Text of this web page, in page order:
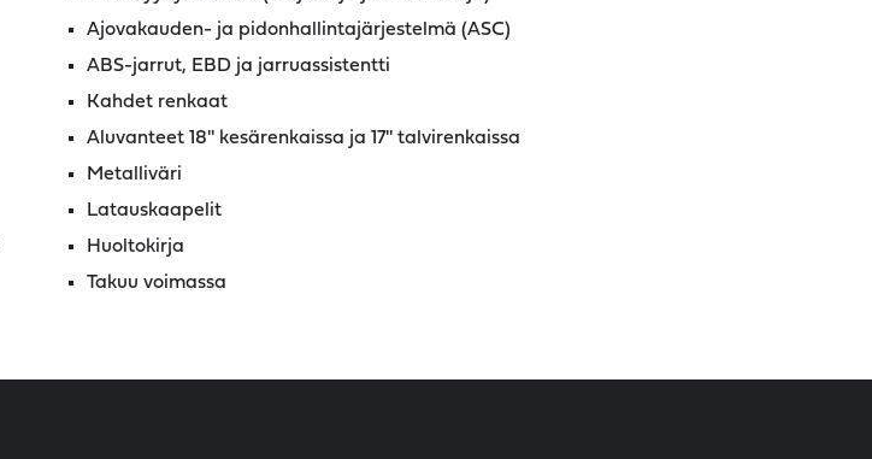
Ajovakauden- ja pidonhallintajärjestelmä (ASC)
ABS-jarrut, EBD ja jarruassistentti
Kahdet renkaat
Aluvanteet 18'' kesärenkaissa ja 17'' talvirenkaissa
Metalliväri
Latauskaapelit
Huoltokirja
Takuu voimassa